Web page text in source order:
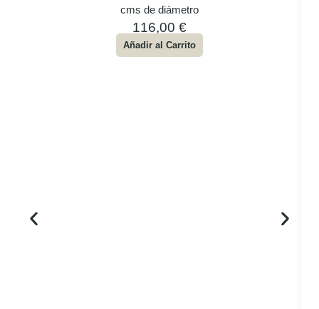
cms de diámetro
116,00 €
Añadir al Carrito